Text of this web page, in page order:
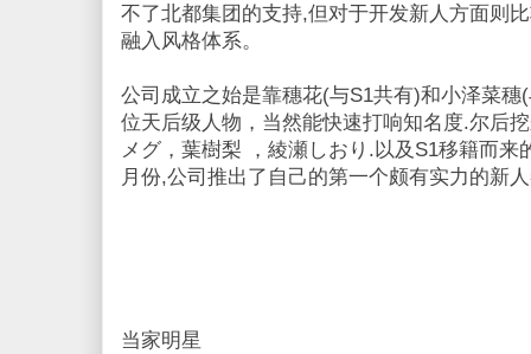
不了北都集团的支持,但对于开发新人方面则
融入风格体系。
公司成立之始是靠穗花(与S1共有)和小泽菜
位天后级人物，当然能快速打响知名度.尔后
メグ，葉樹梨 ，綾瀬しおり.以及S1移籍而
月份,公司推出了自己的第一个颇有实力的新
当家明星